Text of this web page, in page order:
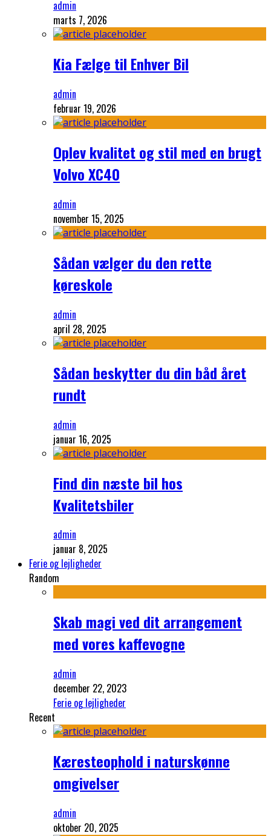
admin
marts 7, 2026
Kia Fælge til Enhver Bil
admin
februar 19, 2026
Oplev kvalitet og stil med en brugt
Volvo XC40
admin
november 15, 2025
Sådan vælger du den rette
køreskole
admin
april 28, 2025
Sådan beskytter du din båd året
rundt
admin
januar 16, 2025
Find din næste bil hos
Kvalitetsbiler
admin
januar 8, 2025
Ferie og lejligheder
Random
Skab magi ved dit arrangement
med vores kaffevogne
admin
december 22, 2023
Ferie og lejligheder
Recent
Kæresteophold i naturskønne
omgivelser
admin
oktober 20, 2025